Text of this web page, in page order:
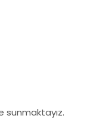
sunmaktayız.